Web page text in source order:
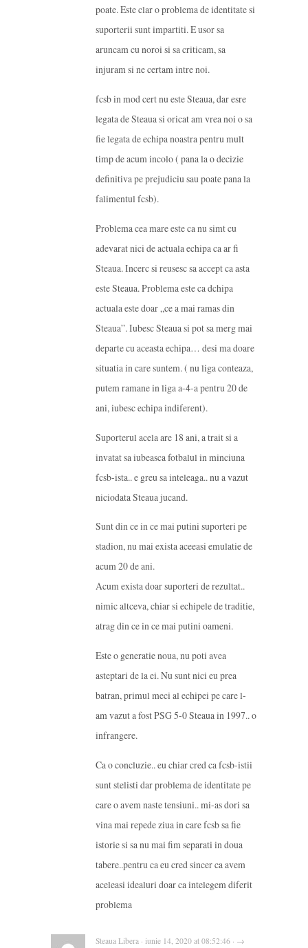
poate. Este clar o problema de identitate si
suporterii sunt impartiti. E usor sa
aruncam cu noroi si sa criticam, sa
injuram si ne certam intre noi.
fcsb in mod cert nu este Steaua, dar esre
legata de Steaua si oricat am vrea noi o sa
fie legata de echipa noastra pentru mult
timp de acum incolo ( pana la o decizie
definitiva pe prejudiciu sau poate pana la
falimentul fcsb).
Problema cea mare este ca nu simt cu
adevarat nici de actuala echipa ca ar fi
Steaua. Incerc si reusesc sa accept ca asta
este Steaua. Problema este ca dchipa
actuala este doar „ce a mai ramas din
Steaua”. Iubesc Steaua si pot sa merg mai
departe cu aceasta echipa… desi ma doare
situatia in care suntem. ( nu liga conteaza,
putem ramane in liga a-4-a pentru 20 de
ani, iubesc echipa indiferent).
Suporterul acela are 18 ani, a trait si a
invatat sa iubeasca fotbalul in minciuna
fcsb-ista.. e greu sa inteleaga.. nu a vazut
niciodata Steaua jucand.
Sunt din ce in ce mai putini suporteri pe
stadion, nu mai exista aceeasi emulatie de
acum 20 de ani.
Acum exista doar suporteri de rezultat..
nimic altceva, chiar si echipele de traditie,
atrag din ce in ce mai putini oameni.
Este o generatie noua, nu poti avea
asteptari de la ei. Nu sunt nici eu prea
batran, primul meci al echipei pe care l-
am vazut a fost PSG 5-0 Steaua in 1997.. o
infrangere.
Ca o concluzie.. eu chiar cred ca fcsb-istii
sunt stelisti dar problema de identitate pe
care o avem naste tensiuni.. mi-as dori sa
vina mai repede ziua in care fcsb sa fie
istorie si sa nu mai fim separati in doua
tabere..pentru ca eu cred sincer ca avem
aceleasi idealuri doar ca intelegem diferit
problema
Steaua Libera · iunie 14, 2020 at 08:52:46 · →